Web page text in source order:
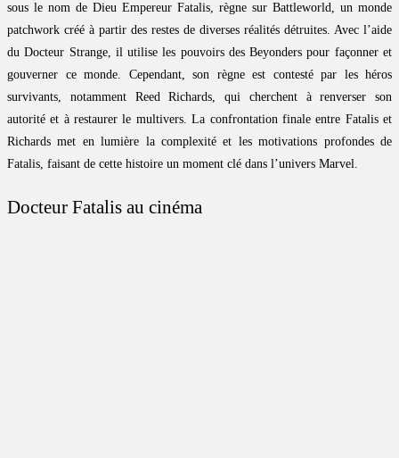
sous le nom de Dieu Empereur Fatalis, règne sur Battleworld, un monde
patchwork créé à partir des restes de diverses réalités détruites. Avec l’aide
du Docteur Strange, il utilise les pouvoirs des Beyonders pour façonner et
gouverner ce monde. Cependant, son règne est contesté par les héros
survivants, notamment Reed Richards, qui cherchent à renverser son
autorité et à restaurer le multivers. La confrontation finale entre Fatalis et
Richards met en lumière la complexité et les motivations profondes de
Fatalis, faisant de cette histoire un moment clé dans l’univers Marvel.
Docteur Fatalis au cinéma